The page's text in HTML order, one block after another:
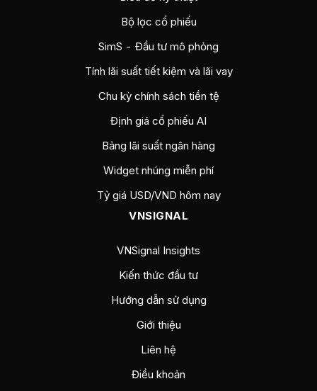
Bộ lọc cổ phiếu
SimS - Đầu tư mô phỏng
Tính lãi suất tiết kiệm và lãi vay
Chu kỳ chính sách tiền tệ
Định giá cổ phiếu AI
Bảng lãi suất ngân hàng
Widget nhúng miễn phí
Tỷ giá USD/VND hôm nay
VNSIGNAL
VNSignal Insights
Kiến thức đầu tư
Hướng dẫn sử dụng
Giới thiệu
Liên hệ
Điều khoản